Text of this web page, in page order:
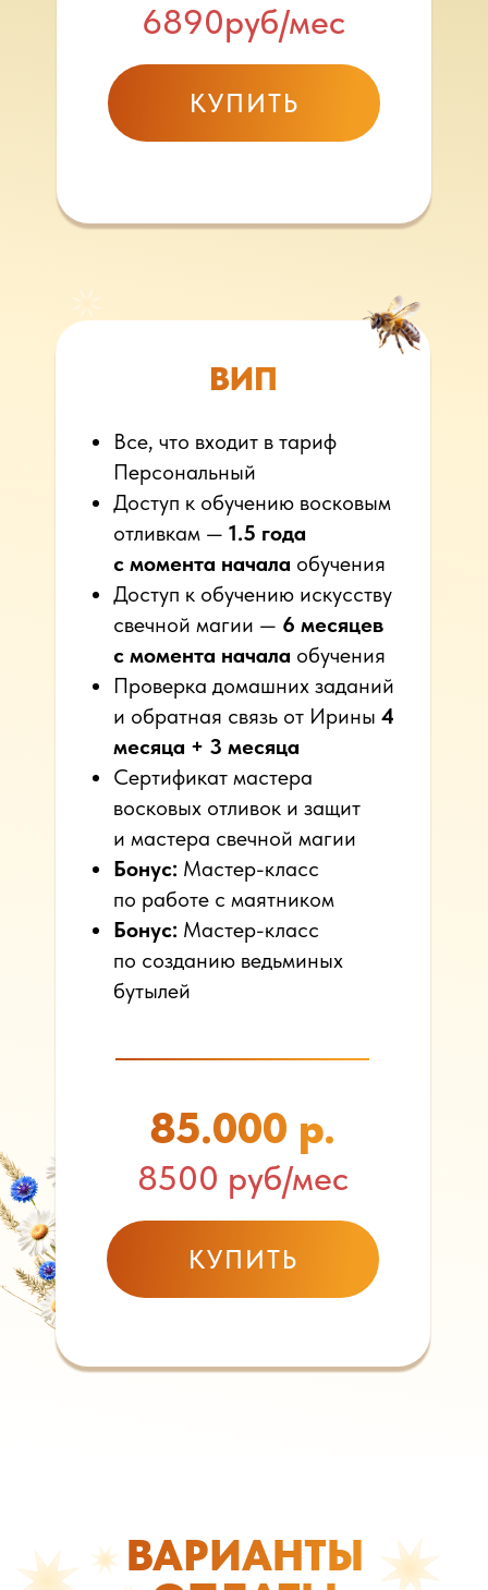
КУПИТЬ
6890руб/мес
ВИП
Все, что входит в тариф
Персональный
Доступ к обучению восковым
отливкам — 1.5 года
с момента начала обучения
Доступ к обучению искусству
свечной магии — 6 месяцев
с момента начала обучения
Проверка домашних заданий
и обратная связь от Ирины 4
месяца + 3 месяца
Сертификат мастера
восковых отливок и защит
и мастера свечной магии
Бонус: Мастер-класс
по работе с маятником
Бонус: Мастер-класс
по созданию ведьминых
бутылей
КУПИТЬ
85.000 р.
8500 руб/мес
ВАРИАНТЫ